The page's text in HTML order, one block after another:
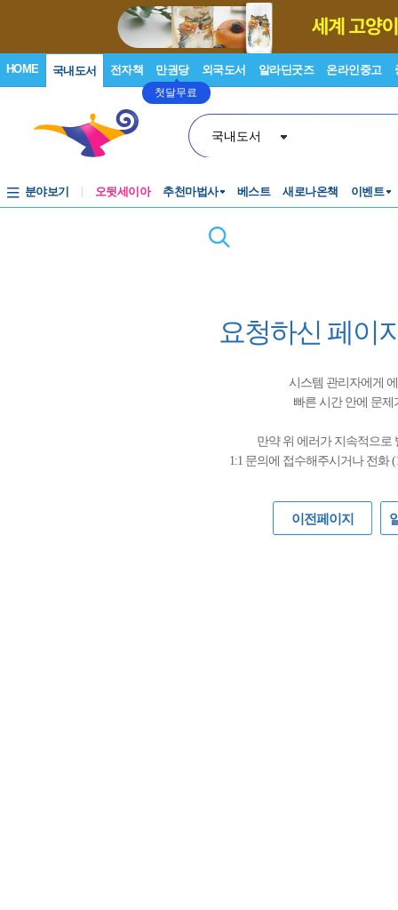
HOME 국내도서 전자책 만권당
첫달무료
외국도서 알라딘굿즈 온라인중고
국내도서
분야보기 오뒷세이아 추천마법사 베스트 새로나온책 이벤트
요청하신 페이
시스템 관리자에게
빠른 시간 안에 문
만약 위 에러가 지속적으로
1:1 문의에 접수해주시거나 전화 (
이전페이지